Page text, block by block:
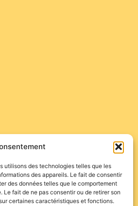
utilisons des technologies telles que les
des appareils. Le fait de consentir
des données telles que le comportement
fait de ne pas consentir ou de retirer son
certaines caractéristiques et fonctions.
lui infliger de cornada, le
ans portera tout de même,